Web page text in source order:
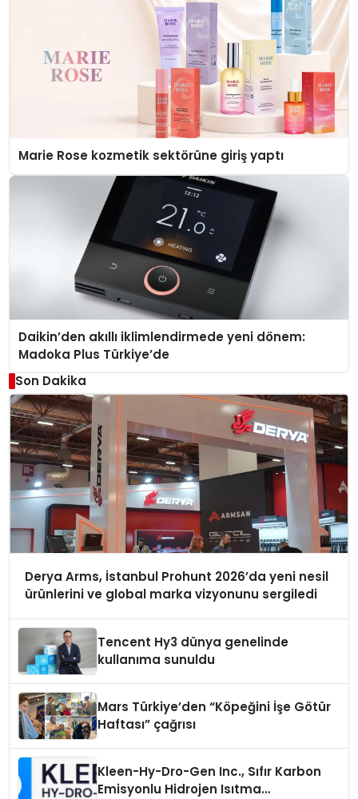
Marie Rose kozmetik sektörüne giriş yaptı
Daikin’den akıllı iklimlendirmede yeni dönem:
Madoka Plus Türkiye’de
Son Dakika
Derya Arms, İstanbul Prohunt 2026’da yeni nesil
ürünlerini ve global marka vizyonunu sergiledi
Tencent Hy3 dünya genelinde
kullanıma sunuldu
Mars Türkiye’den “Köpeğini İşe Götür
Haftası” çağrısı
Kleen-Hy-Dro-Gen Inc., Sıfır Karbon
Emisyonlu Hidrojen Isıtma